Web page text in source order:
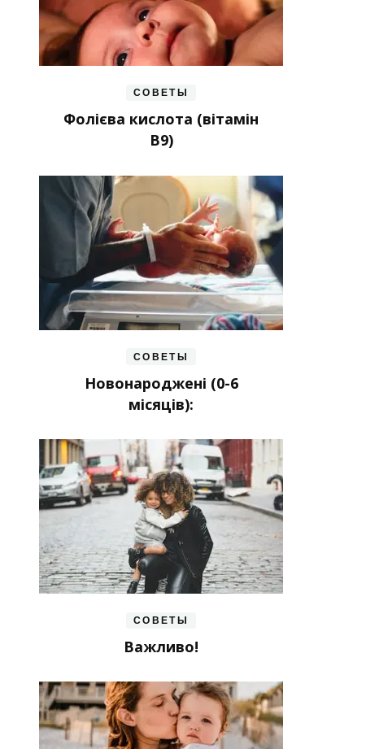
СОВЕТЫ
Фолієва кислота (вітамін
В9)
СОВЕТЫ
Новонароджені (0-6
місяців):
СОВЕТЫ
Важливо!